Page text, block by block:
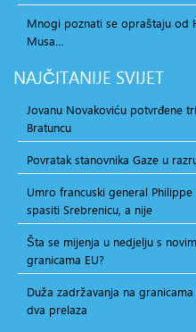
Mnogi poznati se opraštaju od
Musa…
NAJČITANIJE SVIJET
Jovanu Novakoviću potvrđene
Bratuncu
Povratak stanovnika Gaze u
Umro francuski general
spasiti Srebrenicu, a nije
Šta se mijenja u nedjelju s
granicama EU?
Duža zadržavanja na
dva prelaza